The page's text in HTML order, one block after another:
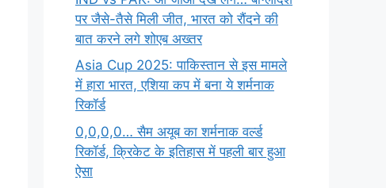
पर जैसे-तैसे मिली जीत, भारत को रौंदने की
बात करने लगे शोएब अख्तर
Asia Cup 2025: पाकिस्तान से इस मामले
में हारा भारत, एशिया कप में बना ये शर्मनाक
रिकॉर्ड
0,0,0,0… सैम अयूब का शर्मनाक वर्ल्ड
रिकॉर्ड, क्रिकेट के इतिहास में पहली बार हुआ
ऐसा